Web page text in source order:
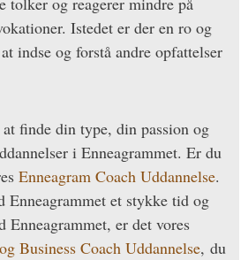
Istedet er der en ro og
indse og forstå andre opfattelser
finde din type, din passion og
i Enneagrammet. Er du
Enneagram Coach Uddannelse.
Enneagrammet et stykke tid og
Enneagrammet, er det vores
Business Coach Uddannelse, du